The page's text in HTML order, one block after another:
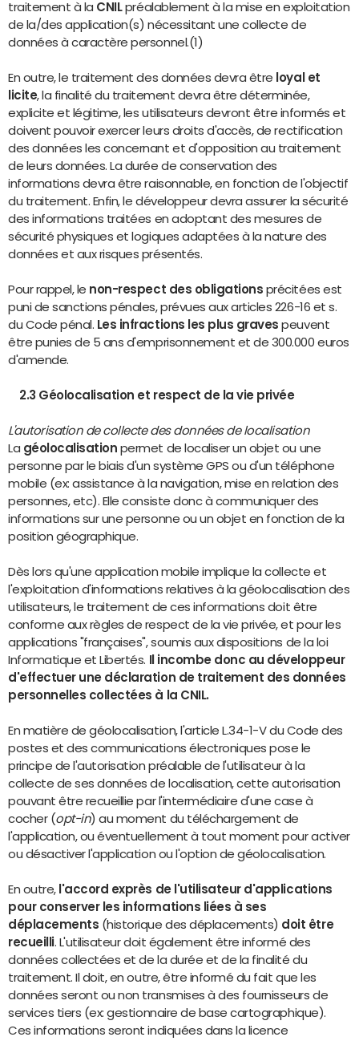
traitement à la CNILpréalablement à la mise en exploitation
de la/des application(s) nécessitant une collecte de
données à caractère personnel.(1)
En outre, le traitement des données devra être loyal et
licite, la finalité du traitement devra être déterminée,
explicite et légitime, les utilisateurs devront être informés et
doivent pouvoir exercer leurs droits d'accès, de rectification
des données les concernant et d'opposition au traitement
de leurs données. La durée de conservation des
informations devra être raisonnable, en fonction de l'objectif
du traitement. Enfin, le développeur devra assurer la sécurité
des informations traitées en adoptant des mesures de
sécurité physiques et logiques adaptées à la nature des
données et aux risques présentés.
Pour rappel, le non-respect des obligations précitées est
puni de sanctions pénales, prévues aux articles 226-16 et s.
du Code pénal. Les infractions les plus graves peuvent
être punies de 5 ans d'emprisonnement et de 300.000 euros
d'amende.
2.3 Géolocalisation et respect de la vie privée
L'autorisation de collecte des données de localisation
La géolocalisation permet de localiser un objet ou une
personne par le biais d'un système GPS ou d'un téléphone
mobile (ex: assistance à la navigation, mise en relation des
personnes, etc). Elle consiste donc à communiquer des
informations sur une personne ou un objet en fonction de la
position géographique.
Dès lors qu'une application mobile implique la collecte et
l'exploitation d'informations relatives à la géolocalisation des
utilisateurs, le traitement de ces informations doit être
conforme aux règles de respect de la vie privée, et pour les
applications "françaises", soumis aux dispositions de la loi
Informatique et Libertés. Il incombe donc au développeur
d'effectuer une déclaration de traitement des données
personnelles collectées à la CNIL.
En matière de géolocalisation, l'article L.34-1-V du Code des
postes et des communications électroniques pose le
principe de l'autorisation préalable de l'utilisateur à la
collecte de ses données de localisation, cette autorisation
pouvant être recueillie par l'intermédiaire d'une case à
cocher (opt-in) au moment du téléchargement de
l'application, ou éventuellement à tout moment pour activer
ou désactiver l'application ou l'option de géolocalisation.
En outre, l'accord exprès de l'utilisateur d'applications
pour conserver les informations liées à ses
déplacements (historique des déplacements) doit être
recueilli. L'utilisateur doit également être informé des
données collectées et de la durée et de la finalité du
traitement. Il doit, en outre, être informé du fait que les
données seront ou non transmises à des fournisseurs de
services tiers (ex: gestionnaire de base cartographique).
Ces informations seront indiquées dans la licence